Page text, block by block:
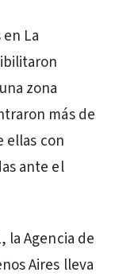
La
zona
más de
ellas con
ante el
la Agencia de
Aires lleva